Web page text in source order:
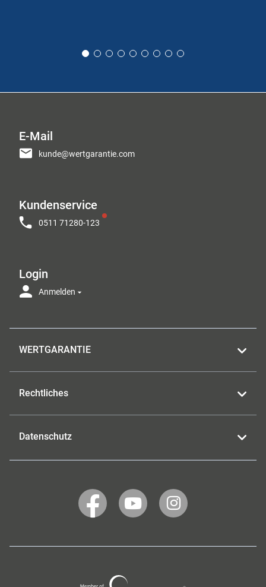
E-Mail
kunde@wertgarantie.com
Kundenservice
0511 71280-123
Login
Anmelden
WERTGARANTIE
Rechtliches
Datenschutz
WERTGARANTIE
auf
WERTGARANTIE
auf
WERTGARANTIE
auf